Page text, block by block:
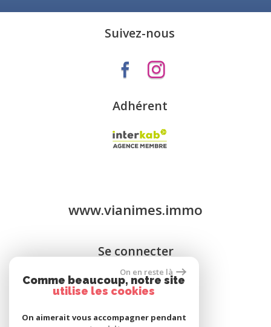
Suivez-nous
Adhérent
www.vianimes.immo
Se connecter
Espace propriétaires
On en reste là
Comme beaucoup, notre site
utilise les cookies
On aimerait vous accompagner pendant